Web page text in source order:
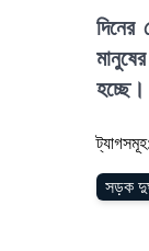
দিনের
হচ্ছে।
ট্যাগসমূহ:
সড়ক